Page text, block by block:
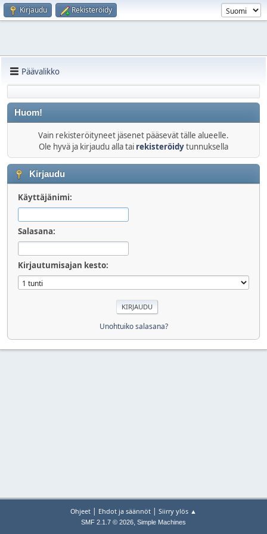
Kirjaudu Rekisteröidy
Päävalikko
Huom!
Vain rekisteröityneet jäsenet pääsevät tälle alueelle.
Ole hyvä ja kirjaudu alla tai rekisteröidytunnuksella
Kirjaudu
Käyttäjänimi:
Salasana:
Kirjautumisajan kesto:
Unohtuiko salasana?
Ohjeet | Ehdot ja säännöt | Siirry ylös ▲
SMF 2.1.7 © 2026, Simple Machines